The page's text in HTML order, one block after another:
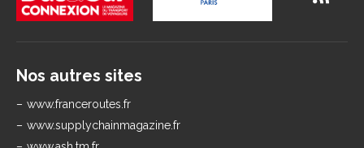
Nos autres sites
www.franceroutes.fr
www.supplychainmagazine.fr